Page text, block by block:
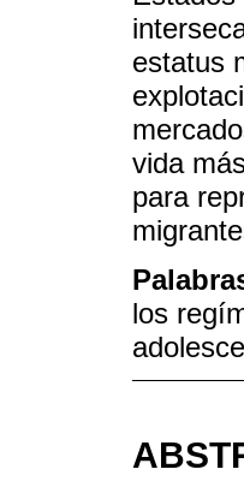
estatus
vida
para
los